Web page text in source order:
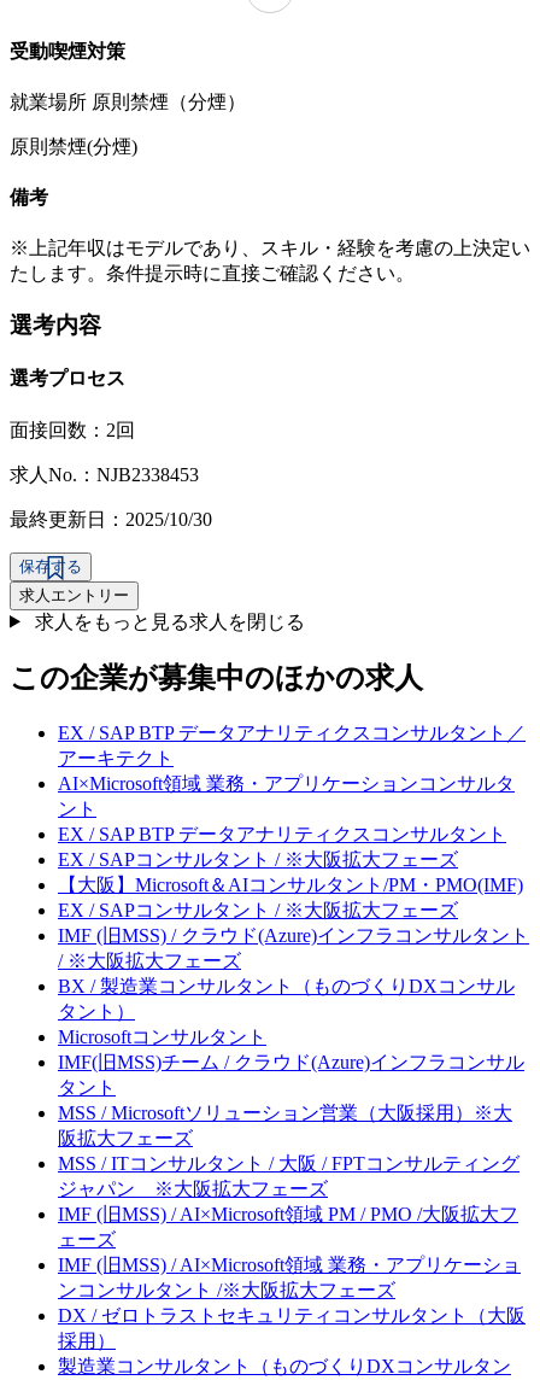
受動喫煙対策
就業場所 原則禁煙（分煙）
原則禁煙(分煙)
備考
※上記年収はモデルであり、スキル・経験を考慮の上決定い
たします。条件提示時に直接ご確認ください。
選考内容
選考プロセス
面接回数：2回
求人No.：NJB2338453
最終更新日：2025/10/30
保存する
求人エントリー
求人をもっと見る求人を閉じる
この企業が募集中のほかの求人
EX / SAP BTP データアナリティクスコンサルタント／
アーキテクト
AI×Microsoft領域 業務・アプリケーションコンサルタ
ント
EX / SAP BTP データアナリティクスコンサルタント
EX / SAPコンサルタント / ※大阪拡大フェーズ
【大阪】Microsoft＆AIコンサルタント/PM・PMO(IMF)
EX / SAPコンサルタント / ※大阪拡大フェーズ
IMF (旧MSS) / クラウド(Azure)インフラコンサルタント
/ ※大阪拡大フェーズ
BX / 製造業コンサルタント（ものづくりDXコンサル
タント）
Microsoftコンサルタント
IMF(旧MSS)チーム / クラウド(Azure)インフラコンサル
タント
MSS / Microsoftソリューション営業（大阪採用）※大
阪拡大フェーズ
MSS / ITコンサルタント / 大阪 / FPTコンサルティング
ジャパン ※大阪拡大フェーズ
IMF (旧MSS) / AI×Microsoft領域 PM / PMO /大阪拡大フ
ェーズ
IMF (旧MSS) / AI×Microsoft領域 業務・アプリケーショ
ンコンサルタント /※大阪拡大フェーズ
DX / ゼロトラストセキュリティコンサルタント（大阪
採用）
製造業コンサルタント（ものづくりDXコンサルタン